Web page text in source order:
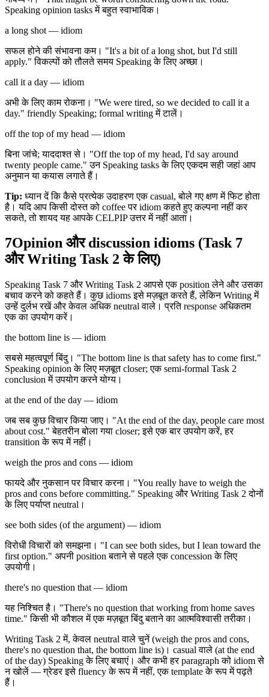
Speaking opinion tasks में बहुत स्वाभाविक।
a long shot — idiom
सफल होने की संभावना कम। "It's a bit of a long shot, but I'd still
apply." विकल्पों को तौलते समय Speaking के लिए अच्छा।
call it a day — idiom
अभी के लिए काम रोकना। "We were tired, so we decided to call it a
day." friendly Speaking; formal writing में टालें।
off the top of my head — idiom
बिना जांचे; याददाश्त से। "Off the top of my head, I'd say around
twenty people came." उन Speaking tasks के लिए एकदम सही जहां आप
अनुमान या कयास लगाते हैं।
Tip: ध्यान दें कि कैसे प्रत्येक उदाहरण एक casual, बोले गए क्षण में फिट होता
है। यदि आप किसी दोस्त को coffee पर idiom कहते हुए कल्पना नहीं कर
सकते, तो शायद यह आपके CELPIP उत्तर में नहीं आता।
7Opinion और discussion idioms (Task 7
और Writing Task 2 के लिए)
Speaking Task 7 और Writing Task 2 आपसे एक position लेने और उसका
बचाव करने को कहते हैं। कुछ idioms इसे मज़बूत करते हैं, लेकिन Writing में
उन्हें दुर्लभ रखें और केवल अधिक neutral वाले। प्रति response अधिकतम
एक का उपयोग करें।
the bottom line is — idiom
सबसे महत्वपूर्ण बिंदु। "The bottom line is that safety has to come first."
Speaking opinion के लिए मज़बूत closer; एक semi-formal Task 2
conclusion में उपयोग करने योग्य।
at the end of the day — idiom
जब सब कुछ विचार किया जाए। "At the end of the day, people care most
about cost." बेहतरीन बोला गया closer; इसे एक बार उपयोग करें, हर
transition के रूप में नहीं।
weigh the pros and cons — idiom
फायदे और नुकसान पर विचार करना। "You really have to weigh the
pros and cons before committing." Speaking और Writing Task 2 दोनों
के लिए पर्याप्त neutral।
see both sides (of the argument) — idiom
विरोधी विचारों को समझना। "I can see both sides, but I lean toward the
first option." अपनी position बताने से पहले एक concession के लिए
उपयोगी।
there's no question that — idiom
यह निश्चित है। "There's no question that working from home saves
time." किसी भी कौशल में एक मज़बूत बिंदु बताने का आत्मविश्वासी तरीका।
Writing Task 2 में, केवल neutral वाले चुनें (weigh the pros and cons,
there's no question that, the bottom line is)। casual वाले (at the end
of the day) Speaking के लिए बचाएं। और कभी हर paragraph को idiom से
न खोलें — ग्रेडर इसे fluency के रूप में नहीं, एक template के रूप में पढ़ते
हैं।